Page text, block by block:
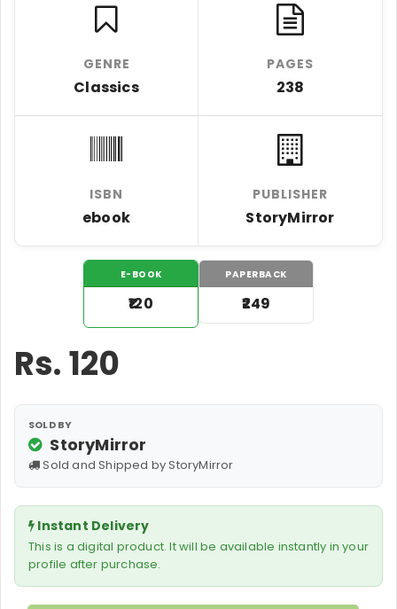
GENRE
Classics
PAGES
238
ISBN
ebook
PUBLISHER
StoryMirror
E-BOOK
₹120
PAPERBACK
₹249
Rs.120
SOLD BY
StoryMirror
Sold and Shipped by StoryMirror
Instant Delivery
This is a digital product. It will be available instantly in your
profile after purchase.